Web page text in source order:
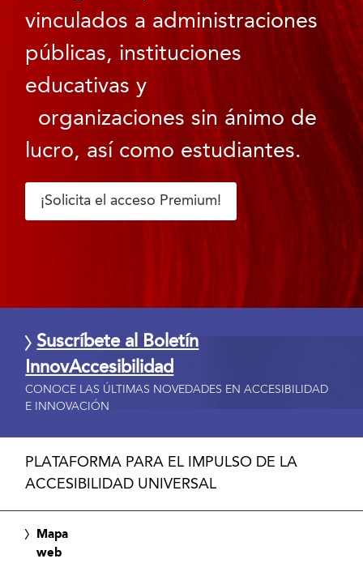
vinculados a administraciones
públicas, instituciones
educativas y
organizaciones sin ánimo de
lucro, así como estudiantes.
¡Solicita el acceso Premium!
Suscríbete al Boletín
InnovAccesibilidad
CONOCE LAS ÚLTIMAS NOVEDADES EN ACCESIBILIDAD
E INNOVACIÓN
PLATAFORMA PARA EL IMPULSO DE LA
ACCESIBILIDAD UNIVERSAL
Mapa
web